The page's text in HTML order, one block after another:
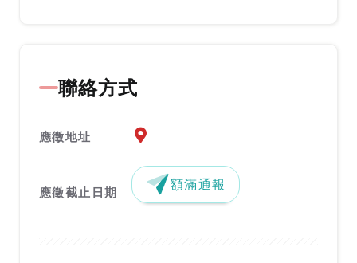
聯絡方式
應徵地址 應徵地址地圖『另開新視窗』
應徵截止日期 額滿通報